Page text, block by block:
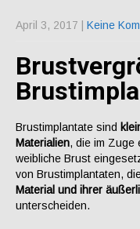
April 3, 2017 Keine
Brustimplantate sind
Materialien, die im Zuge
weibliche Brust
von Brustimplantaten,
Material und ihrer
unterscheiden.